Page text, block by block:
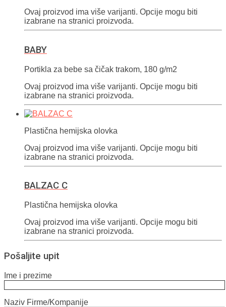
Ovaj proizvod ima više varijanti. Opcije mogu biti
izabrane na stranici proizvoda.
BABY
Portikla za bebe sa čičak trakom, 180 g/m2
Ovaj proizvod ima više varijanti. Opcije mogu biti
izabrane na stranici proizvoda.
Plastična hemijska olovka
Ovaj proizvod ima više varijanti. Opcije mogu biti
izabrane na stranici proizvoda.
BALZAC C
Plastična hemijska olovka
Ovaj proizvod ima više varijanti. Opcije mogu biti
izabrane na stranici proizvoda.
Pošaljite upit
Ime i prezime
Naziv Firme/Kompanije